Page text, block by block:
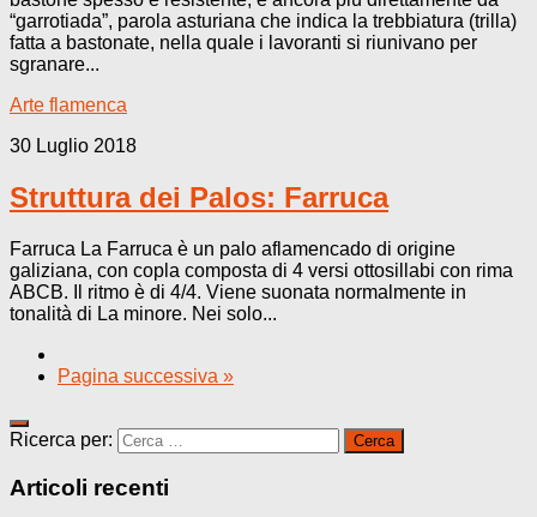
“garrotiada”, parola asturiana che indica la trebbiatura (trilla)
fatta a bastonate, nella quale i lavoranti si riunivano per
sgranare...
Arte flamenca
30 Luglio 2018
Struttura dei Palos: Farruca
Farruca La Farruca è un palo aflamencado di origine
galiziana, con copla composta di 4 versi ottosillabi con rima
ABCB. Il ritmo è di 4/4. Viene suonata normalmente in
tonalità di La minore. Nei solo...
Pagina successiva »
Ricerca per:
Articoli recenti